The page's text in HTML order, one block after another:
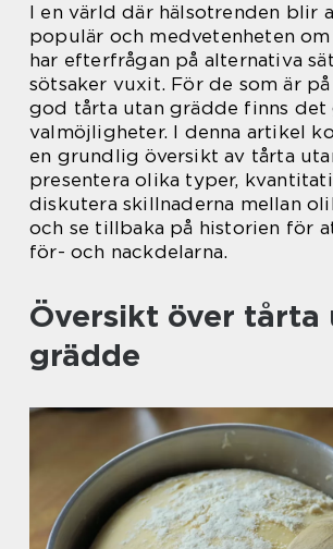
I en värld där hälsotrenden blir
populär och medvetenheten om
har efterfrågan på alternativa
sötsaker vuxit. För de som är
god tårta utan grädde finns
valmöjligheter. I denna artikel
en grundlig översikt av tårta
presentera olika typer,
diskutera skillnaderna mellan
och se tillbaka på historien för
för- och nackdelarna.
Översikt över tårta
grädde